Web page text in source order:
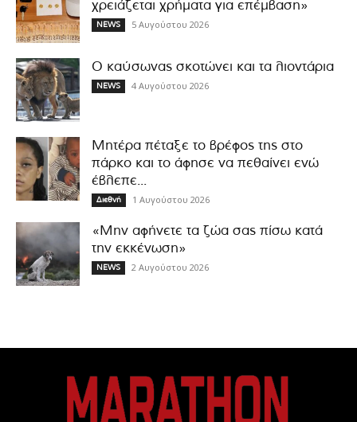
χρειάζεται χρήματα για επέμβαση»
NEWS 5 Αυγούστου 2026
Ο καύσωνας σκοτώνει και τα λιοντάρια
NEWS 4 Αυγούστου 2026
Μητέρα πέταξε το βρέφος της στο
πάρκο και το άφησε να πεθαίνει ενώ
έβλεπε...
Διεθνή 1 Αυγούστου 2026
«Μην αφήνετε τα ζώα σας πίσω κατά
την εκκένωση»
NEWS 2 Αυγούστου 2026